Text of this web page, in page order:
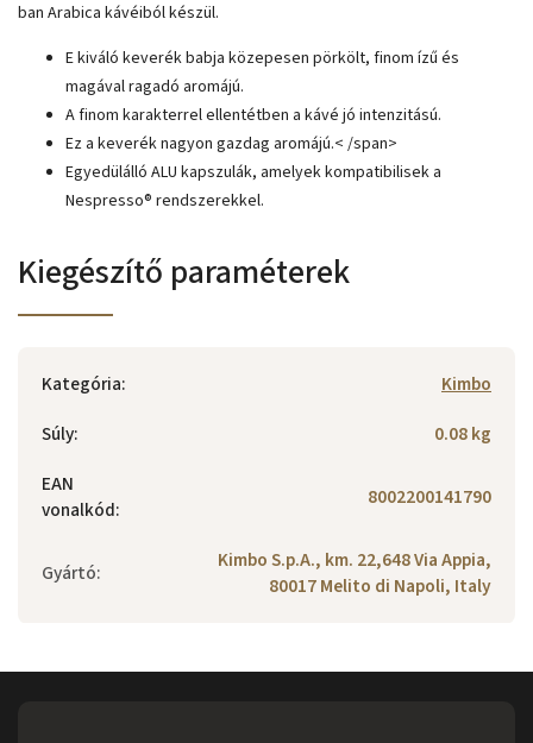
ban Arabica kávéiból készül.
E kiváló keverék babja közepesen pörkölt, finom ízű és
magával ragadó aromájú.
A finom karakterrel ellentétben a kávé jó intenzitású.
Ez a keverék nagyon gazdag aromájú.< /span>
Egyedülálló ALU kapszulák, amelyek kompatibilisek a
Nespresso® rendszerekkel.
Kiegészítő paraméterek
Kategória:
Kimbo
Súly:
0.08 kg
EAN
vonalkód: 8002200141790
Gyártó:
Kimbo S.p.A., km. 22,648 Via Appia,
80017 Melito di Napoli, Italy